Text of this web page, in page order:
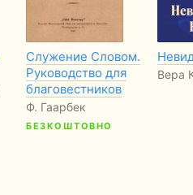
Служение Словом.
Руководство для
благовестников
Ф. Гаарбек
БЕЗКОШТОВНО
Вера